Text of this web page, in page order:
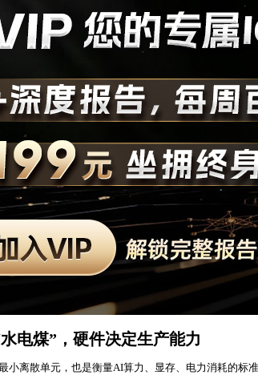
电煤”，硬件决定生产能力
小离散单元，也是衡量AI算力、显存、电力消耗的